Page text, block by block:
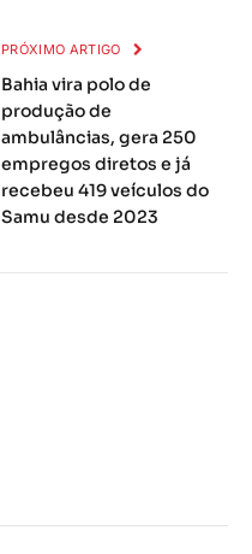
PRÓXIMO ARTIGO
Bahia vira polo de
produção de
ambulâncias, gera 250
empregos diretos e já
recebeu 419 veículos do
Samu desde 2023